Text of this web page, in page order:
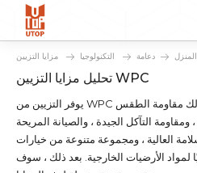
المنزل دعامة التكنولوجيا
تحليل مزايا التزيين WPC
يوفر التزيين من WPC العديد من المزايا ، بما في ذلك مقاومة الطقس
ومقاومة التآكل الجيدة ، والصيانة المريحة
العالية ، ومجموعة متنوعة من خيارات
لمواد الأرضيات الخارجية. بعد ذلك ، سوف